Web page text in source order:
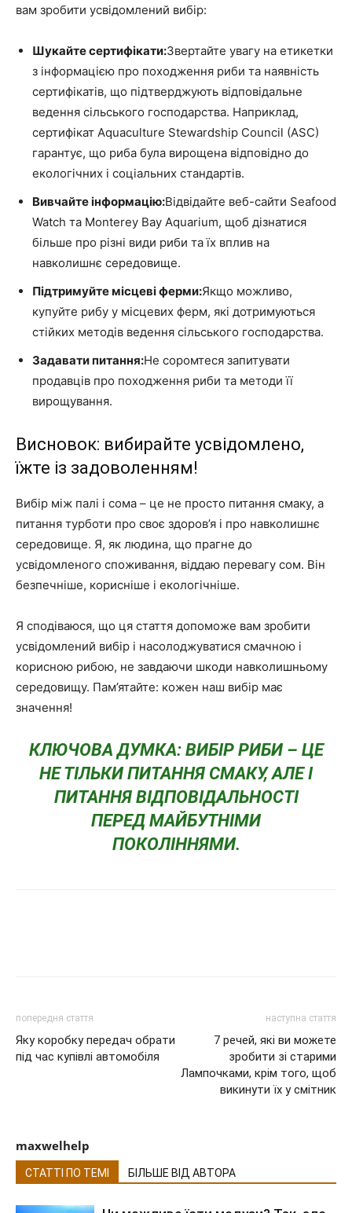
вам зробити усвідомлений вибір:
Шукайте сертифікати:Звертайте увагу на етикетки
з інформацією про походження риби та наявність
сертифікатів, що підтверджують відповідальне
ведення сільського господарства. Наприклад,
сертифікат Aquaculture Stewardship Council (ASC)
гарантує, що риба була вирощена відповідно до
екологічних і соціальних стандартів.
Вивчайте інформацію:Відвідайте веб-сайти Seafood
Watch та Monterey Bay Aquarium, щоб дізнатися
більше про різні види риби та їх вплив на
навколишнє середовище.
Підтримуйте місцеві ферми:Якщо можливо,
купуйте рибу у місцевих ферм, які дотримуються
стійких методів ведення сільського господарства.
Задавати питання:Не соромтеся запитувати
продавців про походження риби та методи її
вирощування.
Висновок: вибирайте усвідомлено,
їжте із задоволенням!
Вибір між палі і сома – це не просто питання смаку, а
питання турботи про своє здоров’я і про навколишнє
середовище. Я, як людина, що прагне до
усвідомленого споживання, віддаю перевагу сом. Він
безпечніше, корисніше і екологічніше.
Я сподіваюся, що ця стаття допоможе вам зробити
усвідомлений вибір і насолоджуватися смачною і
корисною рибою, не завдаючи шкоди навколишньому
середовищу. Пам’ятайте: кожен наш вибір має
значення!
КЛЮЧОВА ДУМКА: ВИБІР РИБИ – ЦЕ
НЕ ТІЛЬКИ ПИТАННЯ СМАКУ, АЛЕ І
ПИТАННЯ ВІДПОВІДАЛЬНОСТІ
ПЕРЕД МАЙБУТНІМИ
ПОКОЛІННЯМИ.
попередня стаття
Яку коробку передач обрати
під час купівлі автомобіля
наступна стаття
7 речей, які ви можете
зробити зі старими
Лампочками, крім того, щоб
викинути їх у смітник
maxwelhelp
СТАТТІ ПО ТЕМІ БІЛЬШЕ ВІД АВТОРА